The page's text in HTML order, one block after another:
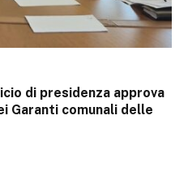
di presidenza approva
Garanti comunali delle